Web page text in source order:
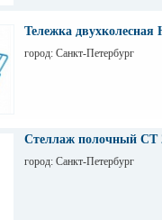
Тележка двухколесная
город: Санкт-Петербург
Стеллаж полочный СТ
город: Санкт-Петербург